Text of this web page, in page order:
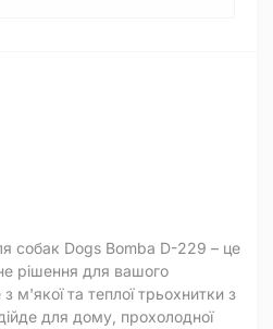
собак Dogs Bomba D-229 – це
рішення для вашого
м'якої та теплої трьохнитки з
для дому, прохолодної